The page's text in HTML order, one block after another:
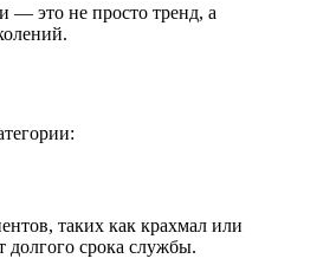
— это не просто тренд, а
таких как крахмал или
долгого срока службы.